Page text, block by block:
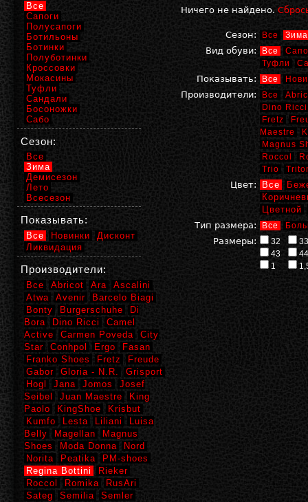
Ничего не найдено.
Сезон: Все Зима
Вид обуви: Все
Туфли
Показывать: Все
Производители: Все
Dino Ricci
Fretz
Maestre
Magnus
Roccol
Trio
Цвет: Все
Цветной
Тип размера:
Все
Размеры: 32
33
43
44
1
Все
Сапоги
Полусапоги
Ботильоны
Ботинки
Полуботинки
Кроссовки
Мокасины
Туфли
Сандали
Босоножки
Сабо
Сезон:
Все
Зима
Демисезон
Лето
Всесезон
Показывать:
Все Новинки
Дисконт
Ликвидация
Производители:
Все Abricot Ara
Ascalini
Atwa
Avenir
Barcelo Biagi
Bonty
Burgerschuhe
Di
Bora
Dino Ricci
Camel
Active
Carmen Poveda
City
Star
Conhpol Ergo
Fasan
Franko Shoes
Fretz
Freude
Gabor
Gloria - N.R.
Grisport
Hogl
Jana Jomos
Josef
Seibel
Juan Maestre
King
Paolo
KingShoe
Krisbut
Kumfo
Lesta Liliani
Luisa
Belly
Magellan
Magnus
Shoes
Moda Donna
Nord
Norita
Peatika
PM-shoes
Regina Bottini
Rieker
Roccol
Romika
RusAri
Sateg
Semilia
Semler